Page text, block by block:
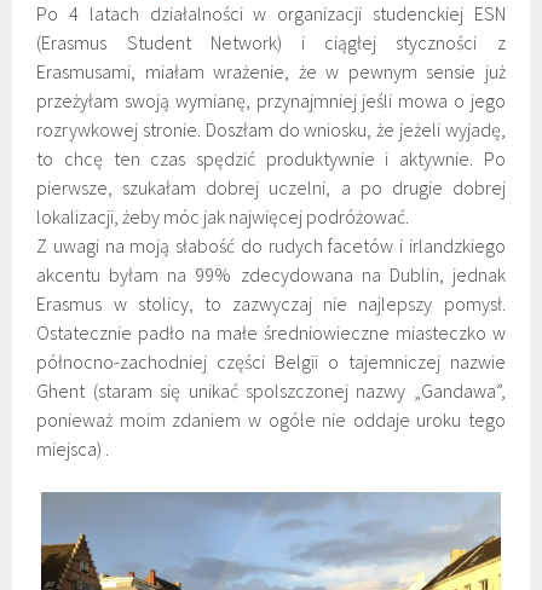
Po 4 latach działalności w organizacji studenckiej ESN
(Erasmus Student Network) i ciągłej styczności z
Erasmusami, miałam wrażenie, że w pewnym sensie już
przeżyłam swoją wymianę, przynajmniej jeśli mowa o jego
rozrywkowej stronie. Doszłam do wniosku, że jeżeli wyjadę,
to chcę ten czas spędzić produktywnie i aktywnie. Po
pierwsze, szukałam dobrej uczelni, a po drugie dobrej
lokalizacji, żeby móc jak najwięcej podróżować.
Z uwagi na moją słabość do rudych facetów i irlandzkiego
akcentu byłam na 99% zdecydowana na Dublin, jednak
Erasmus w stolicy, to zazwyczaj nie najlepszy pomysł.
Ostatecznie padło na małe średniowieczne miasteczko w
północno-zachodniej części Belgii o tajemniczej nazwie
Ghent (staram się unikać spolszczonej nazwy „Gandawa”,
ponieważ moim zdaniem w ogóle nie oddaje uroku tego
miejsca) .